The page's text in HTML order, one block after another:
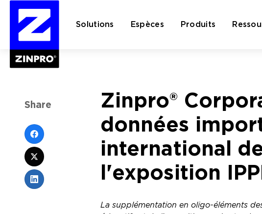
Solutions Espèces Produits
Zinpro®
données
international
l'exposition
La supplémentation en oligo-éléments
Share